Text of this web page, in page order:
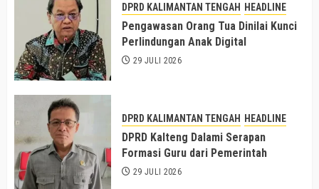
DPRD KALIMANTAN TENGAH HEADLINE
Pengawasan Orang Tua Dinilai Kunci
Perlindungan Anak Digital
29 JULI 2026
DPRD KALIMANTAN TENGAH HEADLINE
DPRD Kalteng Dalami Serapan
Formasi Guru dari Pemerintah
29 JULI 2026